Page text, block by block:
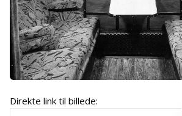
Direkte link til billede: